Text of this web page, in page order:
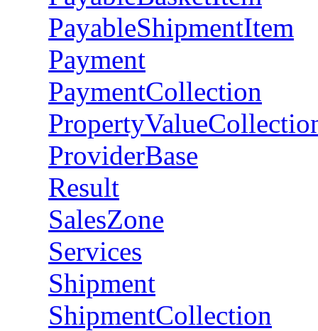
PayableShipmentItem
Payment
PaymentCollection
ProviderBase
Result
SalesZone
Services
Shipment
ShipmentCollection